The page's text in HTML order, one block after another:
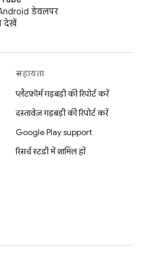
डेवलपर
देखें
सहायता
प्लैटफ़ॉर्म गड़बड़ी की रिपोर्ट करें
दस्तावेज़ गड़बड़ी की रिपोर्ट करें
Google Play support
रिसर्च स्टडी में शामिल हों